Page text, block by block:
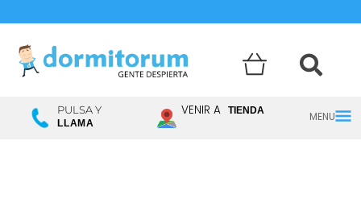
Menú
PULSA Y
LLAMA
VENIR A TIENDA